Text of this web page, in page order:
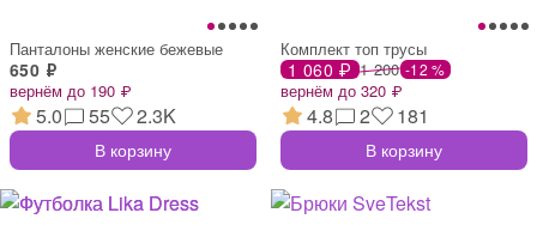
Панталоны женские бежевые
650 ₽
вернём до 190 ₽
5.0 55 2.3K
В корзину
Комплект топ трусы
1 060 ₽ 1 200 -12 %
вернём до 320 ₽
4.8 2 181
В корзину